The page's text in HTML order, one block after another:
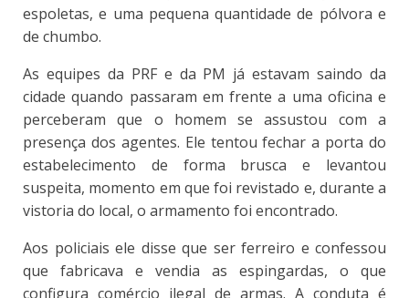
espoletas, e uma pequena quantidade de pólvora e
de chumbo.
As equipes da PRF e da PM já estavam saindo da
cidade quando passaram em frente a uma oficina e
perceberam que o homem se assustou com a
presença dos agentes. Ele tentou fechar a porta do
estabelecimento de forma brusca e levantou
suspeita, momento em que foi revistado e, durante a
vistoria do local, o armamento foi encontrado.
Aos policiais ele disse que ser ferreiro e confessou
que fabricava e vendia as espingardas, o que
configura comércio ilegal de armas. A conduta é